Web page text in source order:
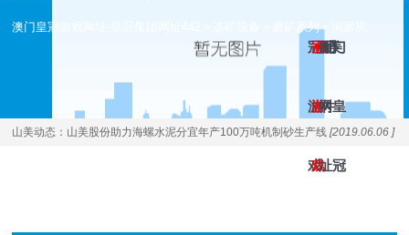
冠
游
戏
冠
游
戏
例
团
网
址
配
件
心
美
门
皇
冠
澳门皇冠游戏网址-皇冠集团网址442 磨矿系列>
山美动态： 山美股份助力海螺水泥分宜年产100万吨机制砂生产线 [2019.06.06 ]